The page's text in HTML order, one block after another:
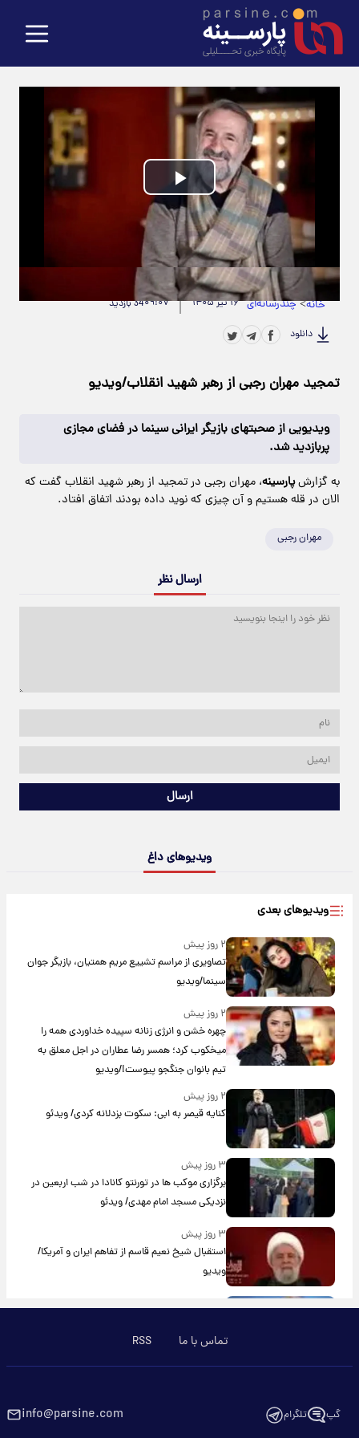
Play
Video
حجم ویدیو: 13.84M |مدت زمان ویدیو: 00:01:09
خانه>چندرسانه‌ای ۱۶ تیر ۱۴۰۵ ۰۹:۰۷34 بازدید
دانلود
تمجید مهران رجبی از رهبر شهید انقلاب/ویدیو
ویدیویی از صحبتهای بازیگر ایرانی سینما در فضای مجازی
پربازدید شد.
به گزارشپارسینه، مهران رجبی در تمجید از رهبر شهید انقلاب گفت که
الان در قله هستیم و آن چیزی که نوید داده بودند اتفاق افتاد.
مهران رجبی
ارسال نظر
ارسال
ویدیوهای داغ
ویدیوهای بعدی
۲ روز پیش
تصاویری از مراسم تشییع مریم همتیان، بازیگر جوان
سینما/ویدیو
۲ روز پیش
چهره خشن و انرژی زنانه سپیده خداوردی همه را
میخکوب کرد؛ همسر رضا عطاران در اجل معلق به
تیم بانوان جنگجو پیوست!/ویدیو
۲ روز پیش
کنایه قیصر به ابی: سکوت بزدلانه کردی/ ویدئو
۳ روز پیش
برگزاری موکب ها در تورنتو کانادا در شب اربعین در
نزدیکی مسجد امام مهدی/ ویدئو
۳ روز پیش
استقبال شیخ نعیم قاسم از تفاهم ایران و آمریکا/
ویدیو
تماس با ما RSS
گپ تلگرام info@parsine.com